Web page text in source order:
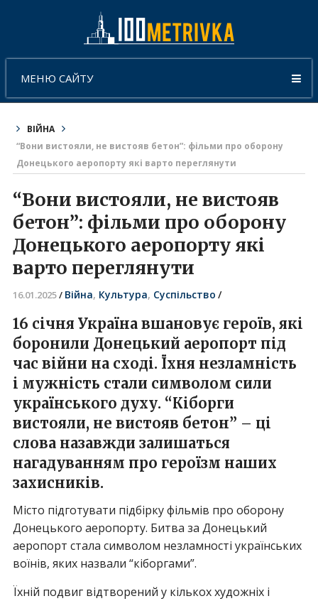
МЕНЮ САЙТУ
ВІЙНА
“Вони вистояли, не вистояв бетон”: фільми про оборону
Донецького аеропорту які варто переглянути
“Вони вистояли, не вистояв
бетон”: фільми про оборону
Донецького аеропорту які
варто переглянути
16.01.2025/ Війна, Культура, Суспільство /
16 січня Україна вшановує героїв, які
боронили Донецький аеропорт під
час війни на сході. Їхня незламність
і мужність стали символом сили
українського духу. “Кіборги
вистояли, не вистояв бетон” – ці
слова назавжди залишаться
нагадуванням про героїзм наших
захисників.
Місто підготувати підбірку фільмів про оборону
Донецького аеропорту. Битва за Донецький
аеропорт стала символом незламності українських
воїнів, яких назвали “кіборгами”.
Їхній подвиг відтворений у кількох художніх і